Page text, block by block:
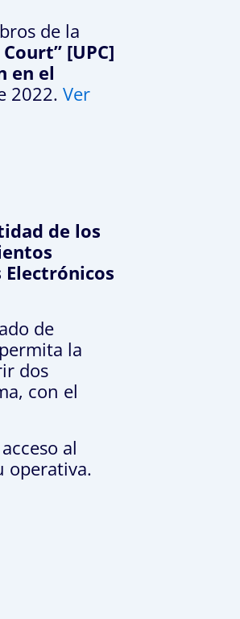
de la
[UPC]
en el
2022.Ver
de los
de
la
dos
con el
al
operativa.